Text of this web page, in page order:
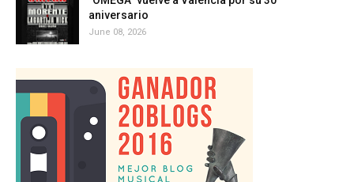
aniversario
June 08, 2026